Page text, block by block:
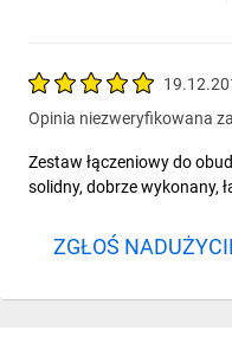
Opinia niezweryfikowana
Zestaw łączeniowy do
solidny, dobrze wykonany,
ZGŁOŚ